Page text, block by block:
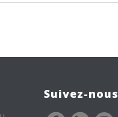
Suivez-nous